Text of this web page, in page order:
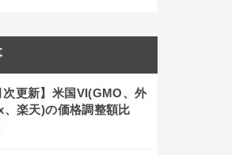
次更新】米国VI(GMO、外
、楽天)の価格調整額比